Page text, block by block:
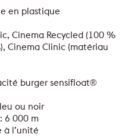
en plastique
Cinema Recycled (100 %
Cinema Clinic (matériau
burger sensifloat®
ou noir
6 000 m
l’unité